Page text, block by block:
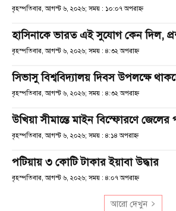
বৃহস্পতিবার, আগস্ট ৬, ২০২৬; সময় : ১০:০৭ অপরাহ্ণ
হাসিনাকে ভারত এই সুযোগ কেন দিল,
বৃহস্পতিবার, আগস্ট ৬, ২০২৬; সময় : ৪:৩২ অপরাহ্ণ
সিভাসু বিশ্ববিদ্যালয় দিবস উপলক্ষে
বৃহস্পতিবার, আগস্ট ৬, ২০২৬; সময় : ৪:৩২ অপরাহ্ণ
উখিয়া সীমান্তে মাইন বিস্ফোরণে জেলের
বৃহস্পতিবার, আগস্ট ৬, ২০২৬; সময় : ৪:১৪ অপরাহ্ণ
পটিয়ায় ৩ কোটি টাকার ইয়াবা উদ্ধার
বৃহস্পতিবার, আগস্ট ৬, ২০২৬; সময় : ৪:০৭ অপরাহ্ণ
আরো দেখুন